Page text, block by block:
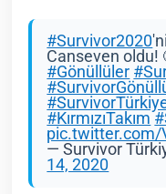
#Survivor2020
Canseven oldu!
#Gönüllüler
#KırmızıTakım
pic.twitter.com/
— Survivor
14, 2020